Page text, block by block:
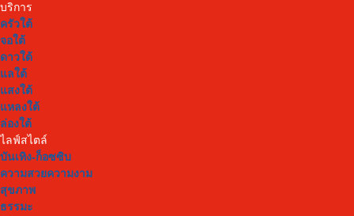
บริการ
ครัวใต้
จอใต้
ดาวใต้
แลใต้
แสงใต้
แหลงใต้
ล่องใต้
ไลฟ์สไตล์
บันเทิง-ก็อซซิบ
ความสวยความงาม
สุขภาพ
ธรรมะ